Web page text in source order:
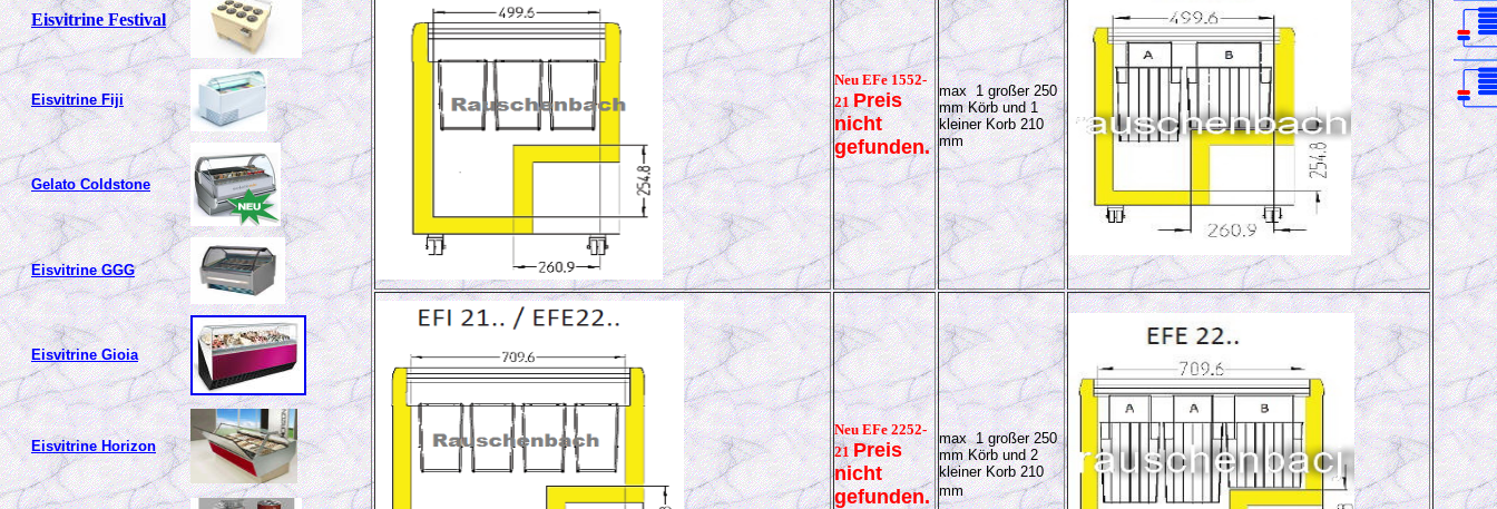
Eisvitrine Festival
Eisvitrine Fiji
Gelato Coldstone
Eisvitrine GGG
Eisvitrine Gioia
Eisvitrine Horizon
Neu EFe 1552-
21Preis
nicht
gefunden.
max 1 großer 250
mm Körb und 1
kleiner Korb 210
mm
Neu EFe 2252-
21Preis
nicht
gefunden.
max 1 großer 250
mm Körb und 2
kleiner Korb 210
mm